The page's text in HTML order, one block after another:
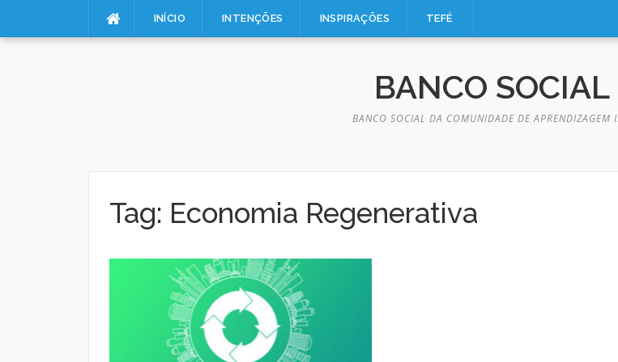
para
INÍCIO INTENÇÕES INSPIRAÇÕES TEFÉ
BANCO
BANCO SOCIAL DA COMUNIDADE DE APRENDIZAGEM
Tag: Economia Regenerativa